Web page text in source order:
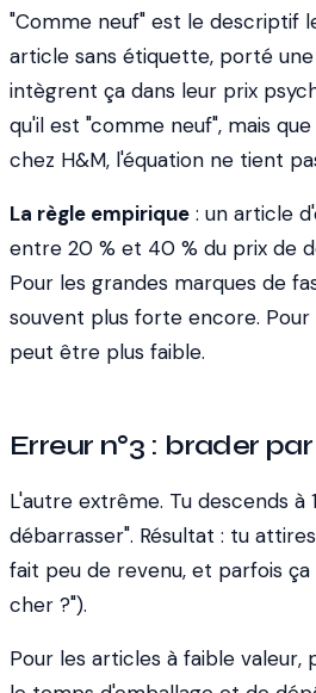
"Comme neuf" est le descriptif
article sans étiquette, porté
intègrent ça dans leur prix
qu'il est "comme neuf", mais
chez H&M, l'équation ne tient
La règle empirique : un article
entre 20 % et 40 % du prix de
Pour les grandes marques de
souvent plus forte encore.
peut être plus faible.
Erreur n°3 : brader
L'autre extrême. Tu descends
débarrasser". Résultat : tu
fait peu de revenu, et parfois
cher ?").
Pour les articles à faible valeur,